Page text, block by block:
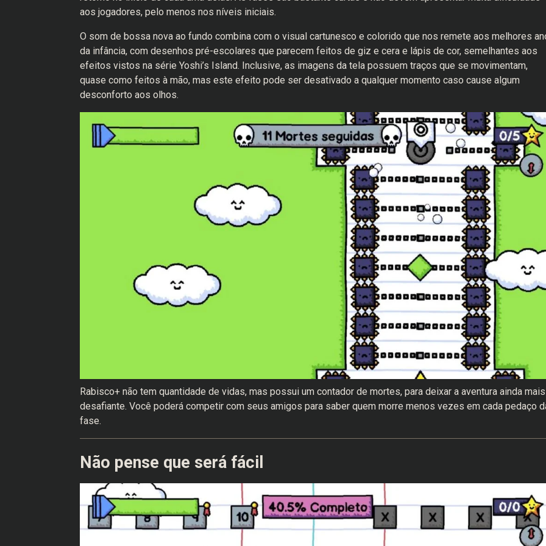
aos jogadores, pelo menos nos níveis iniciais.
O som de bossa nova ao fundo combina com o visual cartunesco e colorido que nos remete aos melhores
da infância, com desenhos pré-escolares que parecem feitos de giz e cera e lápis de cor, semelhantes aos
efeitos vistos na série Yoshi’s Island. Inclusive, as imagens da tela possuem traços que se movimentam,
quase como feitos à mão, mas este efeito pode ser desativado a qualquer momento caso cause algum
desconforto aos olhos.
Rabisco+ não tem quantidade de vidas, mas possui um contador de mortes, para deixar a aventura ainda mais
desafiante. Você poderá competir com seus amigos para saber quem morre menos vezes em cada pedaço
fase.
Não pense que será fácil